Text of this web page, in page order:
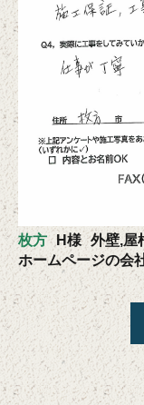
枚方 H様 外壁,屋